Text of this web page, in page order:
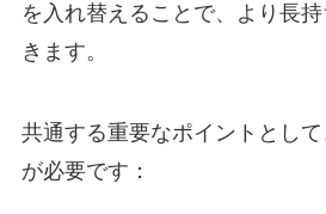
を入れ替えることで、より長
きます。
共通する重要なポイントとし
が必要です：